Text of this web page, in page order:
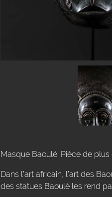
Masque Baoulé. Pièce de plus
Dans l’art africain, l’art des
des statues Baoulé les rend